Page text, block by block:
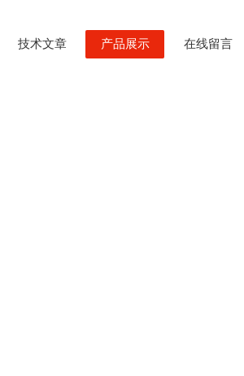
技术文章 产品展示 在线留言